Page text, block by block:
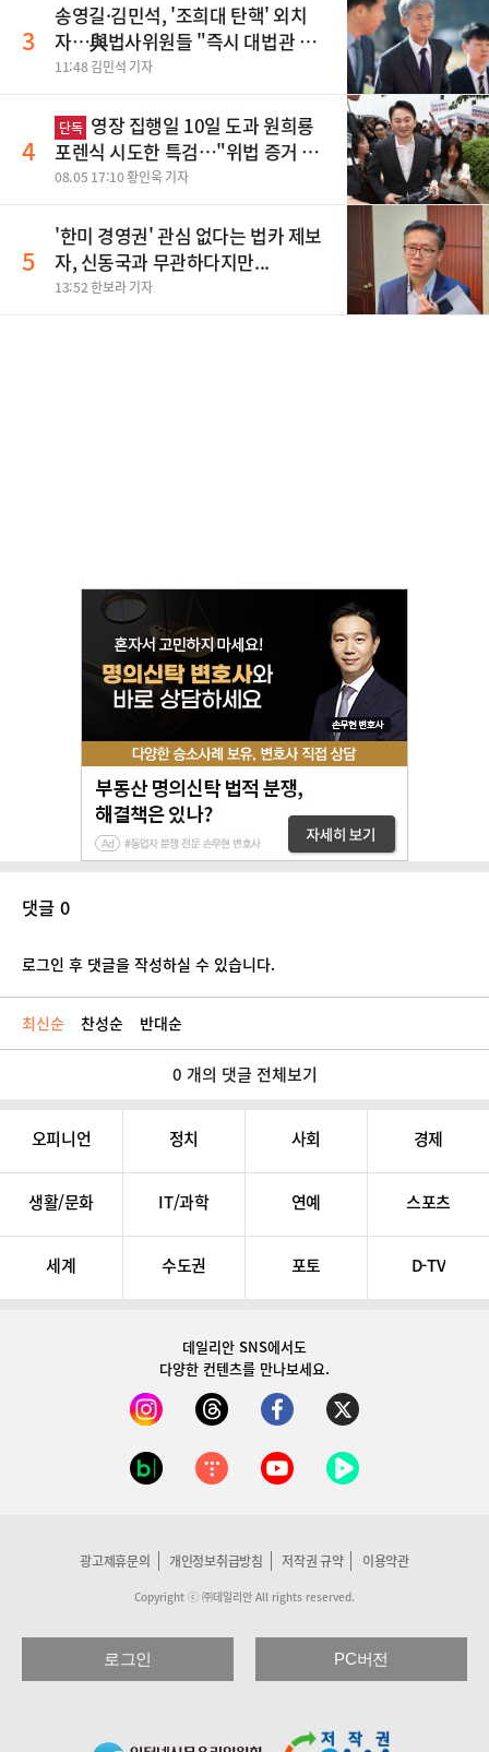
3
송영길·김민석, '조희대 탄핵' 외치
자…與법사위원들 "즉시 대법관 제
청하라"
11:48 김민석 기자
4
단독 영장 집행일 10일 도과 원희룡
포렌식 시도한 특검…"위법 증거 수
집" 지적
08.05 17:10 황인욱 기자
5
'한미 경영권' 관심 없다는 법카 제보
자, 신동국과 무관하다지만...
13:52 한보라 기자
댓글 0
로그인 후 댓글을 작성하실 수 있습니다.
최신순 찬성순 반대순
0 개의 댓글 전체보기
오피니언 정치 사회 경제
생활/문화 IT/과학 연예 스포츠
세계 수도권 포토 D-TV
데일리안 SNS에서도
다양한 컨텐츠를 만나보세요.
광고제휴문의 개인정보취급방침 저작권 규약 이용약관
Copyright ⓒ ㈜데일리안 All rights reserved.
로그인 PC버전